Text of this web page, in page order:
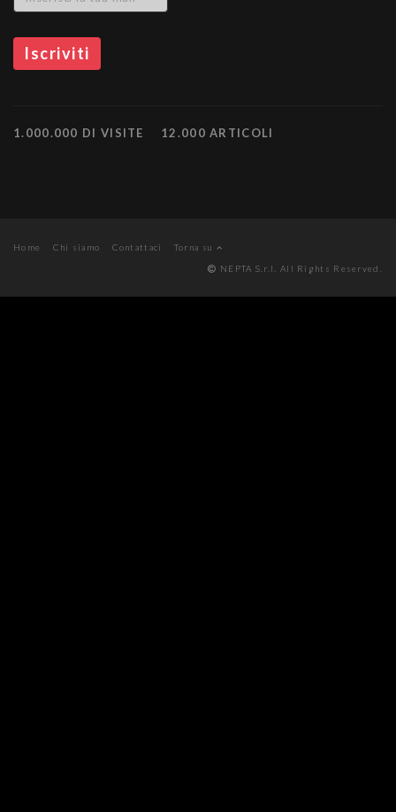
1.000.000 DI VISITE 12.000 ARTICOLI
Home Chi siamo Contattaci
Torna su
NEPTA S.r.l. All Rights Reserved.